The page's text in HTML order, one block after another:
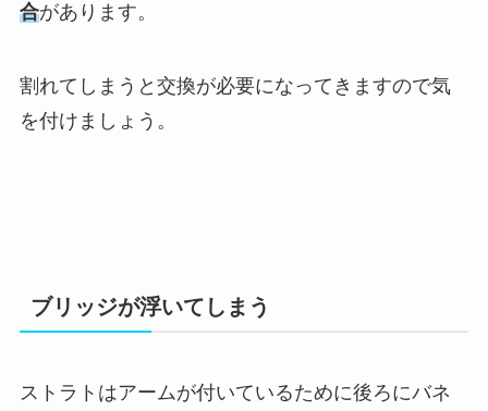
合があります。
割れてしまうと交換が必要になってきますので気
を付けましょう。
ブリッジが浮いてしまう
ストラトはアームが付いているために後ろにバネ